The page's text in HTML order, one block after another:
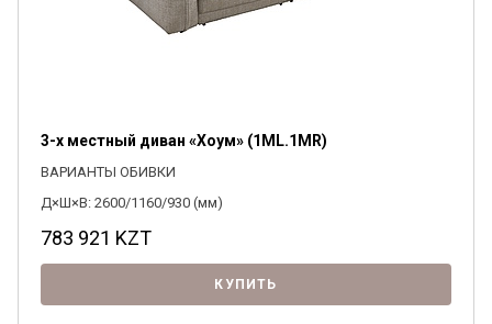
3-х местный диван «Хоум» (1ML.1MR)
ВАРИАНТЫ ОБИВКИ
Д×Ш×В: 2600/1160/930 (мм)
783 921 KZT
КУПИТЬ